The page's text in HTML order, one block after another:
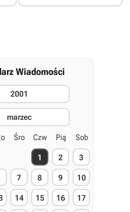
Wiadomości
2001
marzec
Śro Czw Pią Sob
1 2 3
7 8 9 10
14 15 16 17